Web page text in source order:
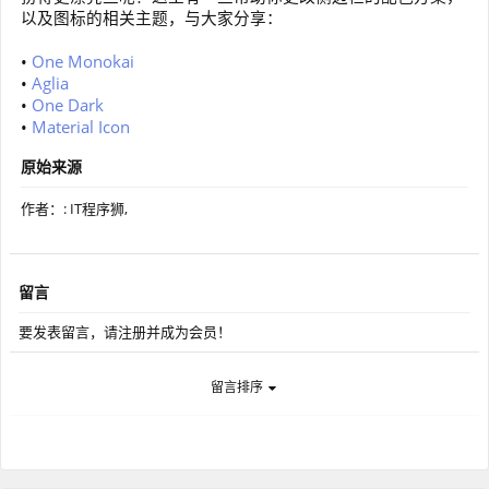
以及图标的相关主题，与大家分享：
• One Monokai
• Aglia
• One Dark
• Material Icon
原始来源
作者：: IT程序狮,
留言
要发表留言，请注册并成为会员！
留言排序